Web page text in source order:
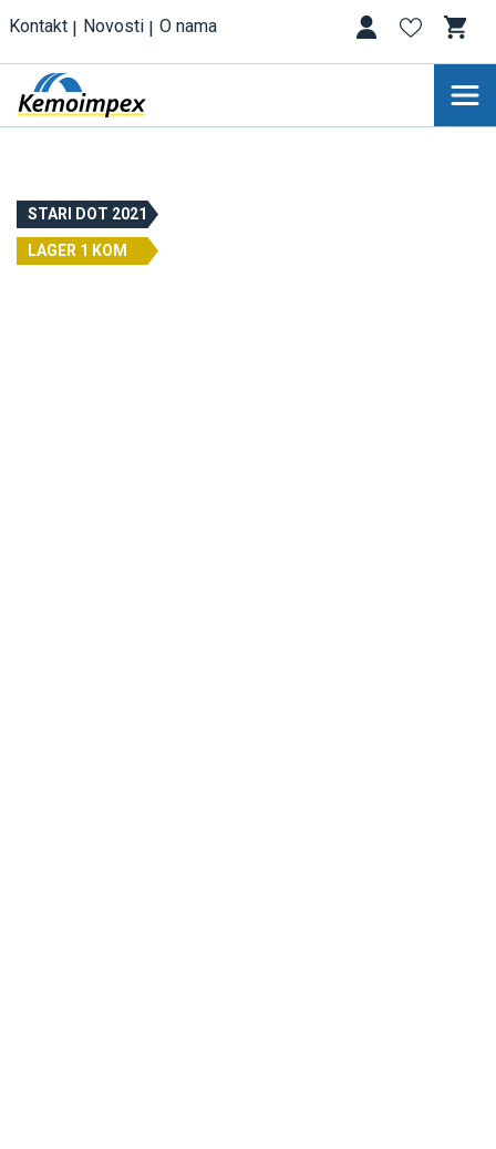
Kontakt Novosti O nama
STARI DOT 2021
LAGER 1 KOM